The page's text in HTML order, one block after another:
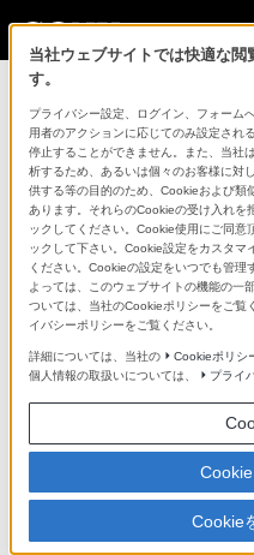
「できた
「安
当社ウェブサイトでは快適な
す。
プライバシー設定、ログイン、フォーム
用者のアクションに応じてのみ設定され
停止することができません。また、当社
析するため、あるいは個々のお客様に対
供する等の目的のため、Cookieおよび類
あります。それらのCookieの受け入れを
ックしてください。Cookie使用にご同意
ックして下さい。Cookie設定をカスタマ
ください。Cookieの設定をいつでも管
よっては、このウェブサイトの機能の一
ついては、当社のCookieポリシーをご覧
イバシーポリシーをご覧ください。
詳細については、当社の Cookieポリシ
個人情報の取扱いについては、
プライ
Cookie